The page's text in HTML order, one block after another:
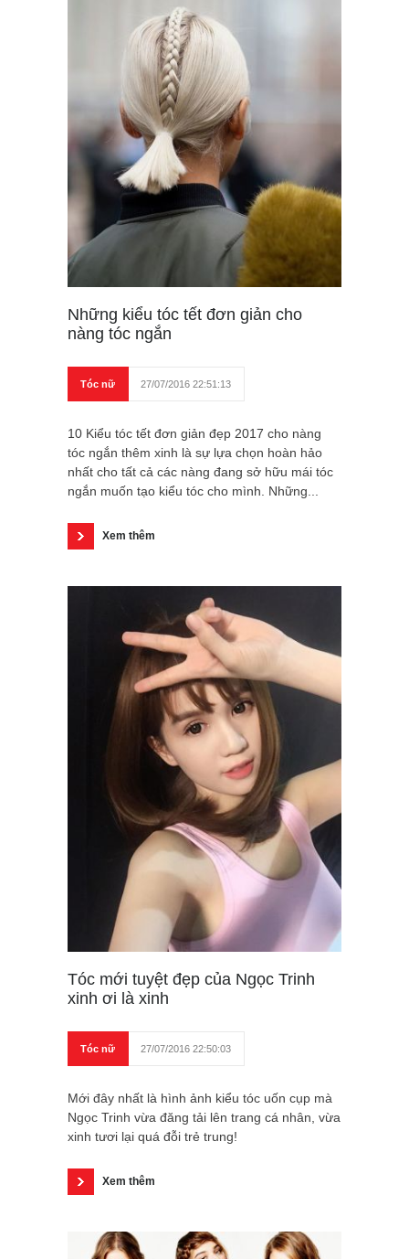
Những kiểu tóc tết đơn giản cho
nàng tóc ngắn
Tóc nữ 27/07/2016 22:51:13
10 Kiểu tóc tết đơn giản đẹp 2017 cho nàng
tóc ngắn thêm xinh là sự lựa chọn hoàn hảo
nhất cho tất cả các nàng đang sở hữu mái tóc
ngắn muốn tạo kiểu tóc cho mình. Những...
Xem thêm
Tóc mới tuyệt đẹp của Ngọc Trinh
xinh ơi là xinh
Tóc nữ 27/07/2016 22:50:03
Mới đây nhất là hình ảnh kiểu tóc uốn cụp mà
Ngọc Trinh vừa đăng tải lên trang cá nhân, vừa
xinh tươi lại quá đỗi trẻ trung!
Xem thêm